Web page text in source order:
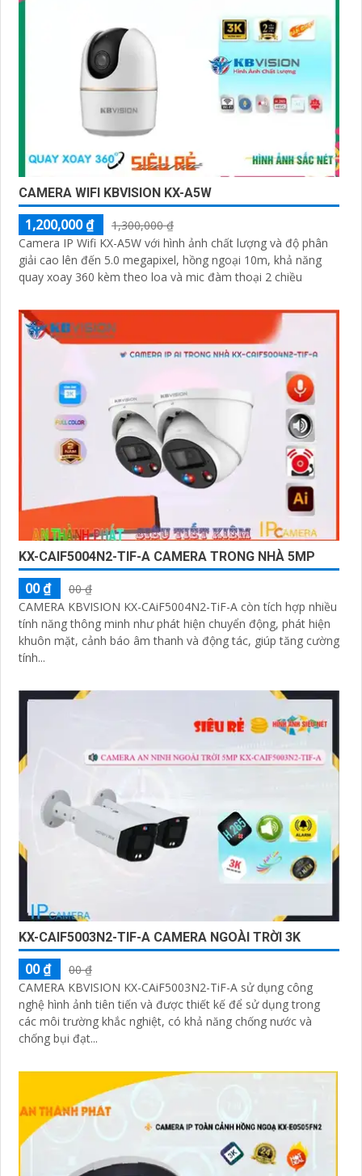
CAMERA WIFI KBVISION KX-A5W
1,200,000 ₫
1,300,000 ₫
Camera IP Wifi KX-A5W với hình ảnh chất lượng và độ phân
giải cao lên đến 5.0 megapixel, hồng ngoại 10m, khả năng
quay xoay 360 kèm theo loa và mic đàm thoại 2 chiều
KX-CAIF5004N2-TIF-A CAMERA TRONG NHÀ 5MP
00 ₫
00 ₫
CAMERA KBVISION KX-CAiF5004N2-TiF-A còn tích hợp nhiều
tính năng thông minh như phát hiện chuyển động, phát hiện
khuôn mặt, cảnh báo âm thanh và động tác, giúp tăng cường
tính...
KX-CAIF5003N2-TIF-A CAMERA NGOÀI TRỜI 3K
00 ₫
00 ₫
CAMERA KBVISION KX-CAiF5003N2-TiF-A sử dụng công
nghệ hình ảnh tiên tiến và được thiết kế để sử dụng trong
các môi trường khắc nghiệt, có khả năng chống nước và
chống bụi đạt...